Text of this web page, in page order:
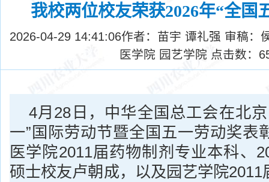
我校两位校友荣获2026年“全国
2026-04-29 14:41:06作者：苗宇 谭礼强 审稿：
医学院 园艺学院 点击数：
4月28日，中华全国总工会在北
一”国际劳动节暨全国五一劳动奖表
医学院2011届药物制剂专业本科、
硕士校友卢朝成，以及园艺学院